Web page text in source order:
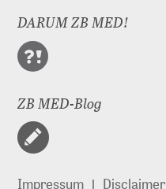
DARUM ZB MED!
ZB MED-Blog
Impressum Disclaimer